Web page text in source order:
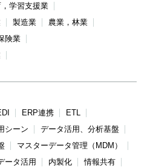
学習支援業
製造業
農業，林業
険業
ERP連携
ETL
シーン
データ活用、分析基盤
マスターデータ管理（MDM）
ータ活用 内製化
情報共有